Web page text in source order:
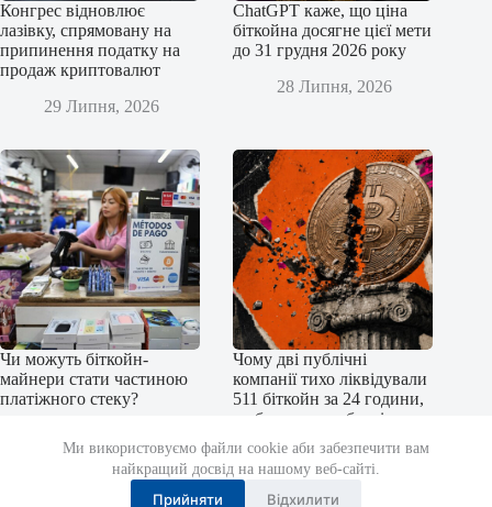
Ми використовуємо файли cookie аби забезпечити вам
найкращий досвід на нашому веб-сайті.
Прийняти Відхилити
Конгрес відновлює
лазівку, спрямовану на
припинення податку на
продаж криптовалют
29 Липня, 2026
ChatGPT каже, що ціна
біткойна досягне цієї мети
до 31 грудня 2026 року
28 Липня, 2026
Чи можуть біткойн-
майнери стати частиною
платіжного стеку?
Чому дві публічні
компанії тихо ліквідували
511 біткойн за 24 години,
щоб уникнути боргів у
31,7 мільйона доларів
27 Липня, 2026